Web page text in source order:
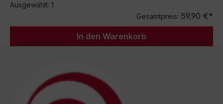
Ausgewählt: 1
Gesamtpreis: 59,90 €*
In den Warenkorb